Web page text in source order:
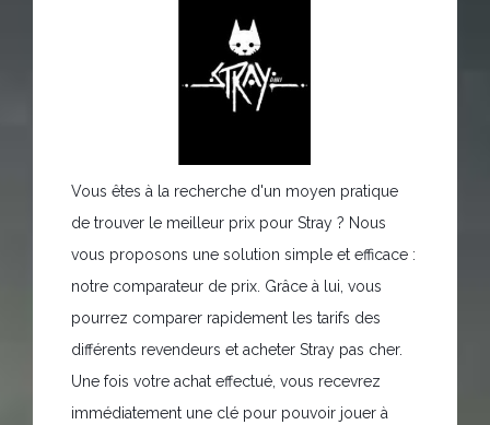
Vous êtes à la recherche d'un moyen pratique
de trouver le meilleur prix pour Stray ? Nous
vous proposons une solution simple et efficace :
notre comparateur de prix. Grâce à lui, vous
pourrez comparer rapidement les tarifs des
différents revendeurs et acheter Stray pas cher.
Une fois votre achat effectué, vous recevrez
immédiatement une clé pour pouvoir jouer à